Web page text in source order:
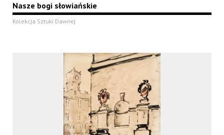
Nasze bogi słowiańskie
Kolekcja Sztuki Dawnej